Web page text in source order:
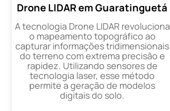
Drone LIDAR em Guaratinguetá
A tecnologia Drone LIDAR revoluciona
o mapeamento topográfico ao
capturar informações tridimensionais
do terreno com extrema precisão e
rapidez. Utilizando sensores de
tecnologia laser, esse método
permite a geração de modelos
digitais do solo.